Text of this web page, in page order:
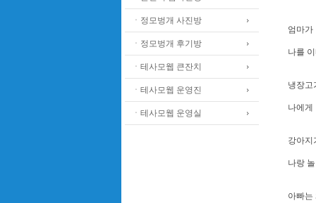
ㆍ정모벙개 사진방
ㆍ정모벙개 후기방
ㆍ테사모웹 큰잔치
ㆍ테사모웹 운영진
ㆍ테사모웹 운영실
엄마가
나를
냉장고
나에게
강아지
나랑
아빠는